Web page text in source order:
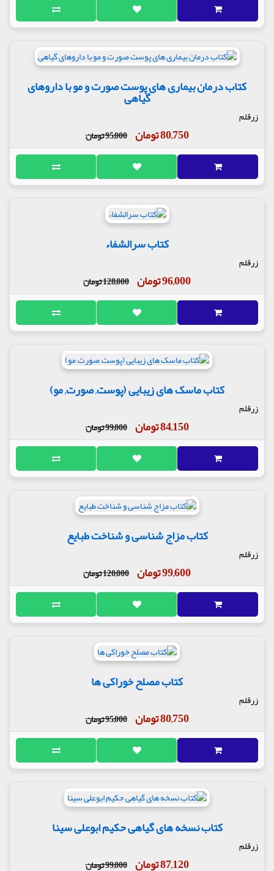
کتاب درمان بیماری های پوست صورت و مو با داروهای
گیاهی
زرقلم
80,750 تومان 95,000 تومان
کتاب سرالشفاء
زرقلم
96,000 تومان 128,000 تومان
کتاب ماسک های زیبایی (پوست, صورت, مو)
زرقلم
84,150 تومان 99,000 تومان
کتاب مزاج شناسی و شناخت طبایع
زرقلم
99,600 تومان 120,000 تومان
کتاب مصلح خوراکی ها
زرقلم
80,750 تومان 95,000 تومان
کتاب نسخه های گیاهی حکیم ابوعلی سینا
زرقلم
87,120 تومان 99,000 تومان